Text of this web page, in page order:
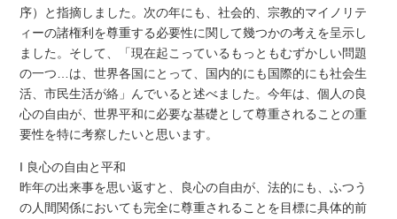
序）と指摘しました。次の年にも、社会的、宗教的マイノリテ
ィーの諸権利を尊重する必要性に関して幾つかの考えを呈示し
ました。そして、「現在起こっているもっともむずかしい問題
の一つ…は、世界各国にとって、国内的にも国際的にも社会生
活、市民生活が絡」んでいると述べました。今年は、個人の良
心の自由が、世界平和に必要な基礎として尊重されることの重
要性を特に考察したいと思います。
I 良心の自由と平和
昨年の出来事を思い返すと、良心の自由が、法的にも、ふつう
の人間関係においても完全に尊重されることを目標に具体的前